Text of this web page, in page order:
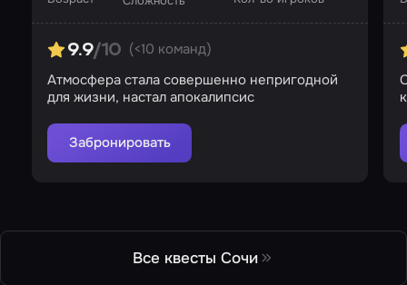
9.9/10 (<10 команд)
Атмосфера стала совершенно непригодной
для жизни, настал апокалипсис
Забронировать
Все квесты Сочи